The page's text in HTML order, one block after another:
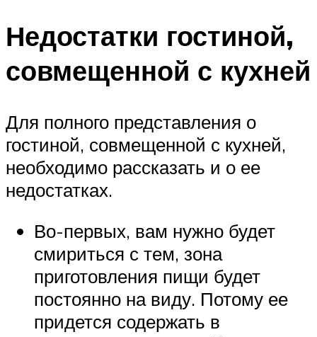
Недостатки гостиной,
совмещенной с кухней
Для полного представления о
гостиной, совмещенной с кухней,
необходимо рассказать и о ее
недостатках.
Во-первых, вам нужно будет
смириться с тем, зона
приготовления пищи будет
постоянно на виду. Потому ее
придется содержать в